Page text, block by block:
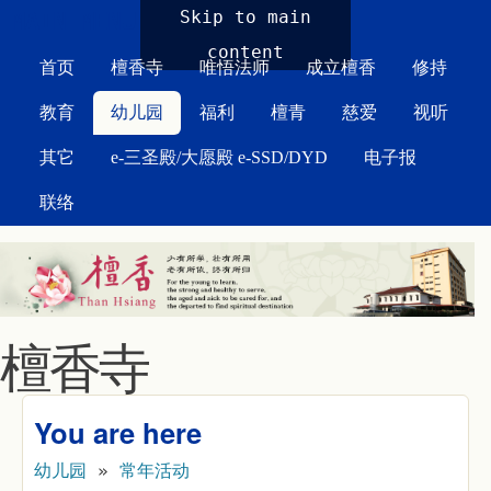
Skip to main
content
首页 檀香寺 唯悟法师 成立檀香 修持
教育 幼儿园 福利 檀青 慈爱 视听
其它 e-三圣殿/大愿殿 e-SSD/DYD 电子报
联络
檀香寺
You are here
幼儿园 » 常年活动